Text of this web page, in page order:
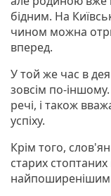
бідним. На
чином можна
вперед.
У той же час в
зовсім по-
речі, і також
успіху.
Крім того,
старих
найпоширенішим